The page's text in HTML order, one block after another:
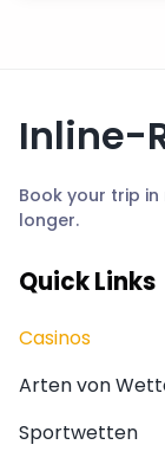
Inline-
Book your trip
longer.
Quick Links
Casinos
Arten von
Sportwetten